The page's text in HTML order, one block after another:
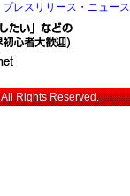
プレスリリース・ニュー
Rights Reserved.